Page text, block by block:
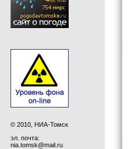
© 2010, НИА-Томск
эл. почта:
nia.tomsk@mail.ru